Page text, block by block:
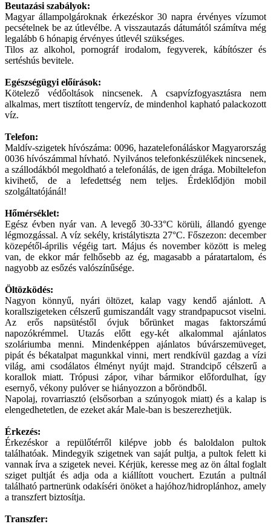
Beutazási szabályok:
Magyar állampolgároknak érkezéskor 30 napra érvényes vízumot
pecsételnek be az útlevélbe. A visszautazás dátumától számítva még
legalább 6 hónapig érvényes útlevél szükséges.
Tilos az alkohol, pornográf irodalom, fegyverek, kábítószer és
sertéshús bevitele.
Egészségügyi előírások:
Kötelező védőoltások nincsenek. A csapvízfogyasztásra nem
alkalmas, mert tisztított tengervíz, de mindenhol kapható palackozott
víz.
Telefon:
Maldív-szigetek hívószáma: 0096, hazatelefonáláskor Magyarország
0036 hívószámmal hívható. Nyilvános telefonkészülékek nincsenek,
a szállodákból megoldható a telefonálás, de igen drága. Mobiltelefon
kivihető, de a lefedettség nem teljes. Érdeklődjön mobil
szolgáltatójánál!
Hőmérséklet:
Egész évben nyár van. A levegő 30-33°C körüli, állandó gyenge
légmozgással. A víz sekély, kristálytiszta 27°C. Főszezon: december
közepétől-április végéig tart. Május és november között is meleg
van, de ekkor már felhősebb az ég, magasabb a páratartalom, és
nagyobb az esőzés valószínűsége.
Öltözködés:
Nagyon könnyű, nyári öltözet, kalap vagy kendő ajánlott. A
korallszigeteken célszerű gumiszandált vagy strandpapucsot viselni.
Az erős napsütéstől óvjuk bőrünket magas faktorszámú
napozókrémmel. Utazás előtt egy-két alkalommal ajánlatos
szoláriumba menni. Mindenképpen ajánlatos búvárszemüveget,
pipát és békatalpat magunkkal vinni, mert rendkívül gazdag a vízi
világ, ami csodálatos élményt nyújt majd. Strandcipő célszerű a
korallok miatt. Trópusi zápor, vihar bármikor előfordulhat, így
esernyő, vékony pulóver se hiányozzon a bőröndből.
Napolaj, rovarriasztó (elsősorban a szúnyogok miatt) és a kalap is
elengedhetetlen, de ezeket akár Male-ban is beszerezhetjük.
Érkezés:
Érkezéskor a repülőtérről kilépve jobb és baloldalon pultok
találhatóak. Mindegyik szigetnek van saját pultja, a pultok felett ki
vannak írva a szigetek nevei. Kérjük, keresse meg az ön által foglalt
sziget pultját és adja oda a kiállított vouchert. Ezután a pultnál
található partnerünk odakíséri önöket a hajóhoz/hidroplánhoz, amely
a transzfert biztosítja.
Transzfer: